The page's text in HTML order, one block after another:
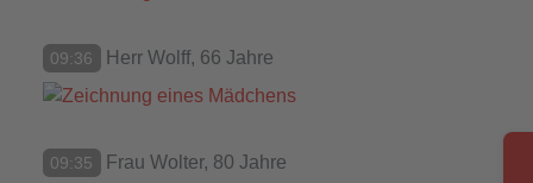
09:36 Herr Wolff, 66 Jahre
09:35 Frau Wolter, 80 Jahre